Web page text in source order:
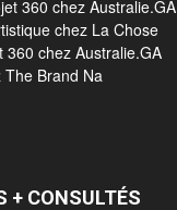
360 chez Australie.GA
chez La Chose
360 chez Australie.GA
Brand Na
+ CONSULTÉS